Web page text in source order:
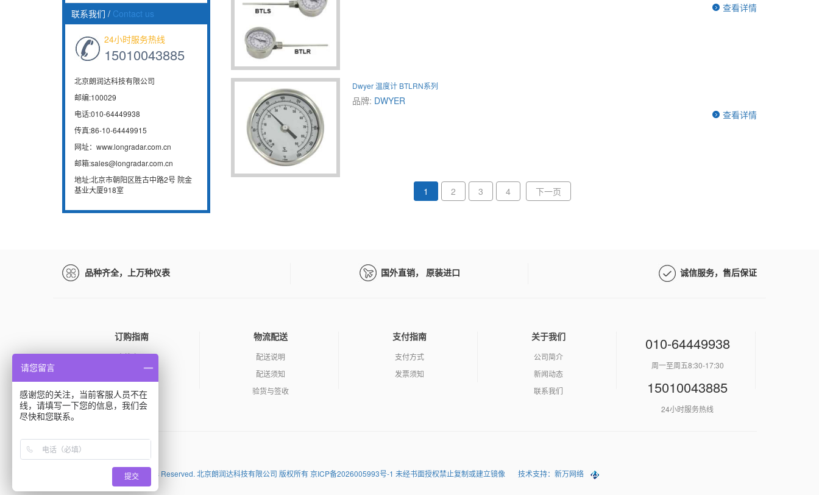
联系我们 / Contact us
24小时服务热线
15010043885
北京朗润达科技有限公司
邮编:100029
电话:010-64449938
传真:86-10-64449915
网址：www.longradar.com.cn
邮箱:sales@longradar.com.cn
地址:北京市朝阳区胜古中路2号 院金
基业大厦918室
查看详情
Dwyer 温度计 BTLRN系列
品牌: DWYER
查看详情
1 2 3 4 下一页
品种齐全，上万种仪表 国外直销， 原装进口 诚信服务，售后保证
订购指南
查找产品
订购产品
物流配送
配送说明
配送须知
验货与签收
支付指南
支付方式
发票须知
关于我们
公司简介
新闻动态
联系我们
010-64449938
周一至周五8:30-17:30
15010043885
24小时服务热线
百度
Copyright (C) 2026 All Rights Reserved. 北京朗润达科技有限公司 版权所有 京ICP备2026005993号-1 未经书面授权禁止复制或建立镜像 技术支持：新万网络
请您留言
感谢您的关注，当前客服人员不在
线，请填写一下您的信息，我们会
尽快和您联系。
提交